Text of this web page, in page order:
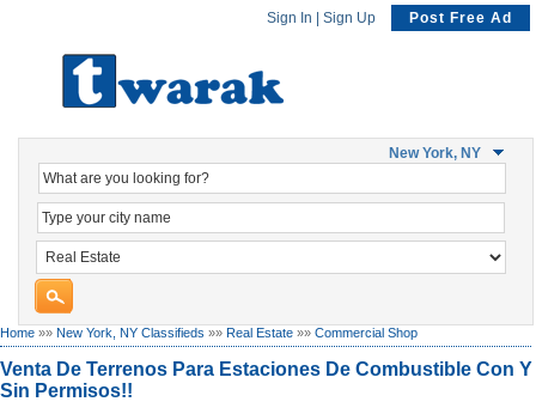
Sign In Sign Up Post Free Ad
New York, NY
Home »» New York, NY Classifieds »» Real Estate »» Commercial Shop
Venta De Terrenos Para Estaciones De Combustible Con Y
Sin Permisos!!